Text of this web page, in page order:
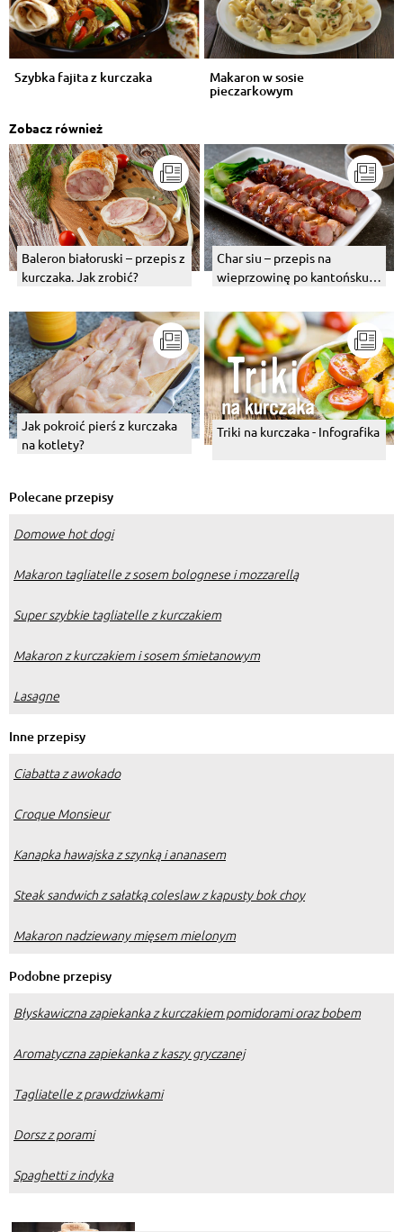
Szybka fajita z kurczaka Makaron w sosie
pieczarkowym
Zobacz również
Baleron białoruski – przepis z
kurczaka. Jak zrobić?
Char siu – przepis na
wieprzowinę po kantońsku w
Jak pokroić pierś z kurczaka
na kotlety?
Triki na kurczaka - Infografika
Polecane przepisy
Domowe hot dogi
Makaron tagliatelle z sosem bolognese i mozzarellą
Super szybkie tagliatelle z kurczakiem
Makaron z kurczakiem i sosem śmietanowym
Lasagne
Inne przepisy
Ciabatta z awokado
Croque Monsieur
Kanapka hawajska z szynką i ananasem
Steak sandwich z sałatką coleslaw z kapusty bok choy
Makaron nadziewany mięsem mielonym
Podobne przepisy
Błyskawiczna zapiekanka z kurczakiem pomidorami oraz bobem
Aromatyczna zapiekanka z kaszy gryczanej
Tagliatelle z prawdziwkami
Dorsz z porami
Spaghetti z indyka